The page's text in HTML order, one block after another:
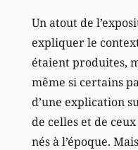
Un atout de
expliquer le
étaient produites,
même si certains
d’une explication
de celles et de
nés à l’époque.